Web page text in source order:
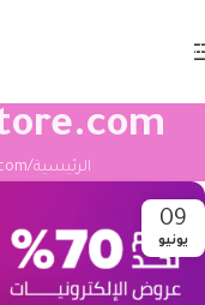
Skip to main content
الرئيسية
09
يونيو